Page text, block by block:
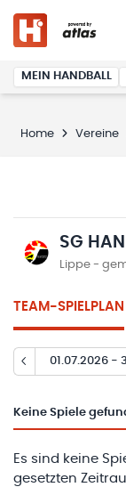
MEIN HANDBALL
Home Vereine
SG
Lippe -
TEAM-SPIELPLAN
01.07.2026 -
Keine Spiele
Es sind keine
gesetzten